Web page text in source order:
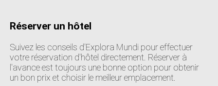
Réserver un hôtel
Suivez les conseils d'Explora Mundi pour effectuer
votre réservation d'hôtel directement. Réserver à
l'avance est toujours une bonne option pour obtenir
un bon prix et choisir le meilleur emplacement.